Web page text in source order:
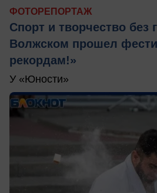
ФОТОРЕПОРТАЖ
Спорт и творчество без
Волжском прошел
рекордам!»
У «Юности»